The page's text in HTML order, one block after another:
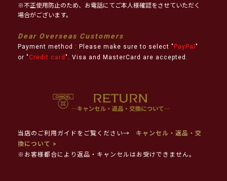
※不正使用防止のため、お電話にてご本人様確認をさせていただく
場合がございます。
Dear Overseas Customers
Payment method : Please make sure to select " PayPal "
or " Credit card ". Visa and MasterCard are accepted.
当店のご利用ガイドをご覧ください→
キャンセル・返品・交
換について >
※お客様都合により返品・キャンセルはお受けできません。